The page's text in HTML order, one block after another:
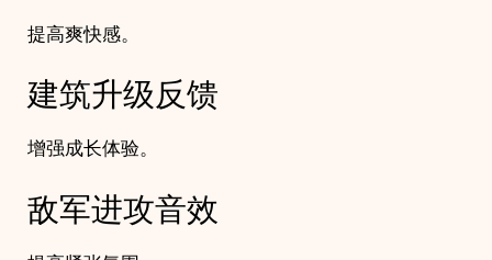
提高爽快感。
建筑升级反馈
增强成长体验。
敌军进攻音效